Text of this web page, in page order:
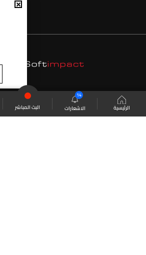
الرئيسية الاشعارات
14
البث المباشر
موقع البرامج الجدول